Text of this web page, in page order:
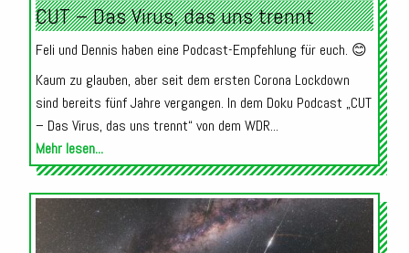
CUT – Das Virus, das uns trennt
Feli und Dennis haben eine Podcast-Empfehlung für euch. 😊
Kaum zu glauben, aber seit dem ersten Corona Lockdown
sind bereits fünf Jahre vergangen. In dem Doku Podcast „CUT
– Das Virus, das uns trennt“ von dem WDR...
Mehr lesen...
Audio-
Player